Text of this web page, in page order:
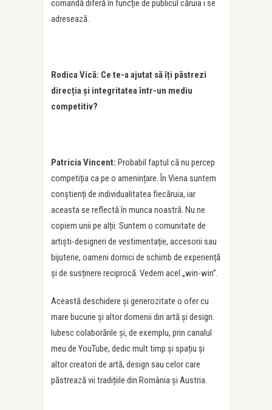
comandă diferă în funcție de publicul căruia i se
adresează.
Rodica Vică: Ce te-a ajutat să îți păstrezi
direcția și integritatea într-un mediu
competitiv?
Patricia Vincent: Probabil faptul că nu percep
competiția ca pe o amenințare. În Viena suntem
conștienți de individualitatea fiecăruia, iar
aceasta se reflectă în munca noastră. Nu ne
copiem unii pe alții. Suntem o comunitate de
artiști-designeri de vestimentație, accesorii sau
bijuterie, oameni dornici de schimb de experiență
și de susținere reciprocă. Vedem acel „win-win”.
Această deschidere și generozitate o ofer cu
mare bucurie și altor domenii din artă și design.
Iubesc colaborările și, de exemplu, prin canalul
meu de YouTube, dedic mult timp și spațiu și
altor creatori de artă, design sau celor care
păstrează vii tradițiile din România și Austria.